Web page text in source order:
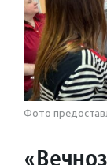
Фото
«